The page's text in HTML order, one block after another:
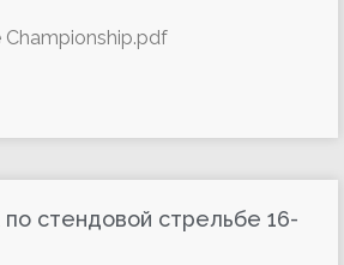
Championship.pdf
стендовой стрельбе 16-